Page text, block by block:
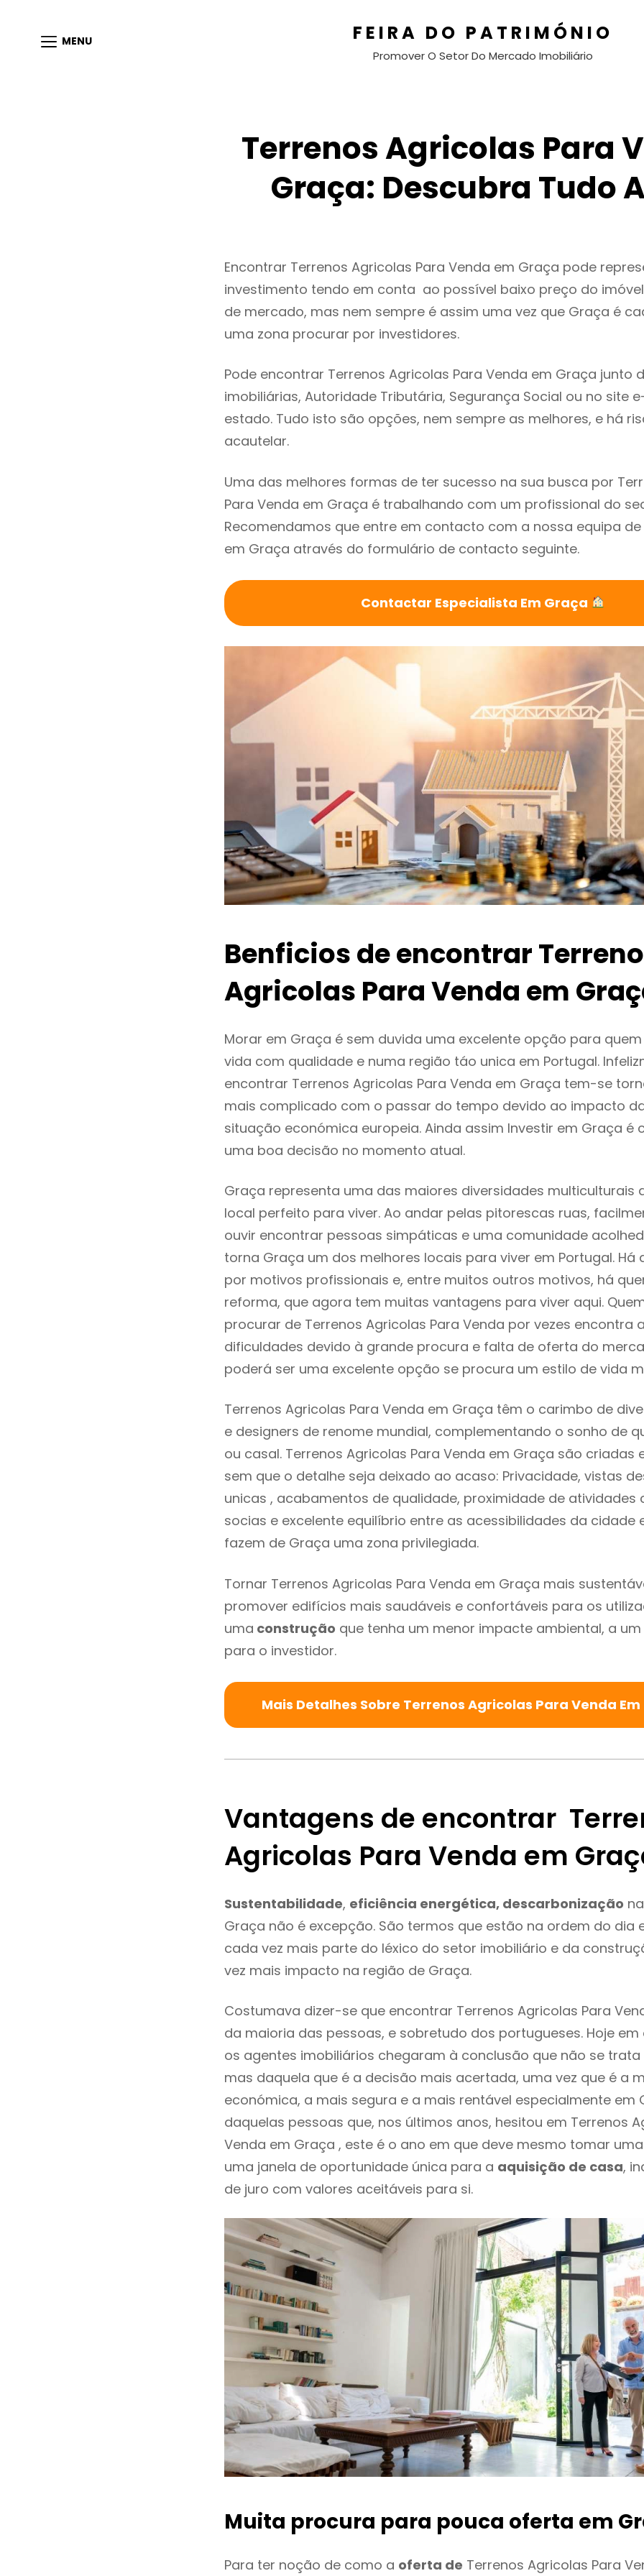
MENU FEIRA DO PATRIMÓNIO
Promover O Setor Do Mercado Imobiliário
Terrenos Agricolas Para
Graça: Descubra Tudo
Encontrar Terrenos Agricolas Para Venda em Graça pode
investimento tendo em conta ao possível baixo preço do
de mercado, mas nem sempre é assim uma vez que Graça é
uma zona procurar por investidores.
Pode encontrar Terrenos Agricolas Para Venda em Graça junto
imobiliárias, Autoridade Tributária, Segurança Social ou no site
estado. Tudo isto são opções, nem sempre as melhores, e há
acautelar.
Uma das melhores formas de ter sucesso na sua busca por
Para Venda em Graça é trabalhando com um profissional do
Recomendamos que entre em contacto com a nossa equipa
em Graça através do formulário de contacto seguinte.
Contactar Especialista Em Graça
Benficios de encontrar
Agricolas Para Venda em
Morar em Graça é sem duvida uma excelente opção para
vida com qualidade e numa região táo unica em Portugal.
encontrar Terrenos Agricolas Para Venda em Graça tem-se
mais complicado com o passar do tempo devido ao impacto
situação económica europeia. Ainda assim Investir em Graça é
uma boa decisão no momento atual.
Graça representa uma das maiores diversidades multiculturais
local perfeito para viver. Ao andar pelas pitorescas ruas,
ouvir encontrar pessoas simpáticas e uma comunidade
torna Graça um dos melhores locais para viver em Portugal. Há
por motivos profissionais e, entre muitos outros motivos, há
reforma, que agora tem muitas vantagens para viver aqui.
procurar de Terrenos Agricolas Para Venda por vezes encontra
dificuldades devido à grande procura e falta de oferta do
poderá ser uma excelente opção se procura um estilo de vida
Terrenos Agricolas Para Venda em Graça têm o carimbo de
e designers de renome mundial, complementando o sonho de
ou casal. Terrenos Agricolas Para Venda em Graça são criadas
sem que o detalhe seja deixado ao acaso: Privacidade, vistas
unicas , acabamentos de qualidade, proximidade de atividades
socias e excelente equilíbrio entre as acessibilidades da cidade
fazem de Graça uma zona privilegiada.
Tornar Terrenos Agricolas Para Venda em Graça mais
promover edifícios mais saudáveis e confortáveis para os
uma construção que tenha um menor impacte ambiental, a
para o investidor.
Mais Detalhes Sobre Terrenos Agricolas Para Venda
Vantagens de encontrar
Agricolas Para Venda em
Sustentabilidade, eficiência energética, descarbonização
Graça não é excepção. São termos que estão na ordem do dia
cada vez mais parte do léxico do setor imobiliário e da
vez mais impacto na região de Graça.
Costumava dizer-se que encontrar Terrenos Agricolas Para
da maioria das pessoas, e sobretudo dos portugueses. Hoje
os agentes imobiliários chegaram à conclusão que não se
mas daquela que é a decisão mais acertada, uma vez que é a
económica, a mais segura e a mais rentável especialmente em
daquelas pessoas que, nos últimos anos, hesitou em Terrenos
Venda em Graça , este é o ano em que deve mesmo tomar
uma janela de oportunidade única para a aquisição de casa,
de juro com valores aceitáveis para si.
Muita procura para pouca oferta em
Para ter noção de como a oferta de Terrenos Agricolas Para